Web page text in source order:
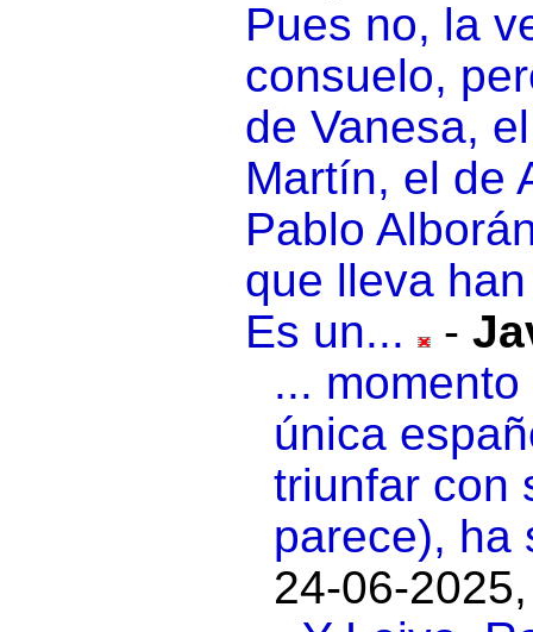
Pues no, la
consuelo,
de Vanesa,
Martín, el de
Pablo
que lleva
Es un...
-
...
única
triunfar con
parece), ha
24-06-